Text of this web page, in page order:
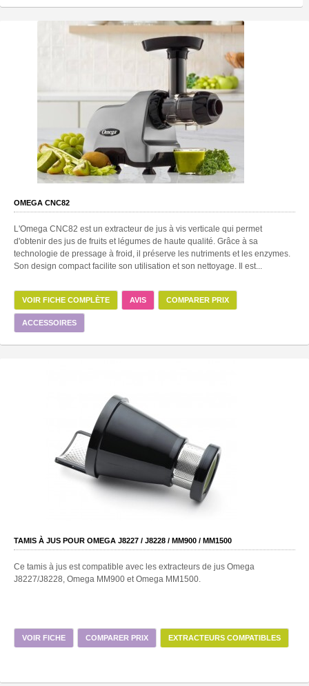
OMEGA CNC82
L'Omega CNC82 est un extracteur de jus à vis verticale qui permet
d'obtenir des jus de fruits et légumes de haute qualité. Grâce à sa
technologie de pressage à froid, il préserve les nutriments et les enzymes.
Son design compact facilite son utilisation et son nettoyage. Il est...
VOIR FICHE COMPLÈTE AVIS COMPARER PRIX
ACCESSOIRES
TAMIS À JUS POUR OMEGA J8227 / J8228 / MM900 / MM1500
Ce tamis à jus est compatible avec les extracteurs de jus Omega
J8227/J8228, Omega MM900 et Omega MM1500.
VOIR FICHE COMPARER PRIX EXTRACTEURS COMPATIBLES